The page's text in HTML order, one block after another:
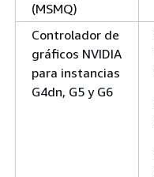
(MSMQ)
Controlador de
gráficos NVIDIA
para instancias
G4dn, G5 y G6